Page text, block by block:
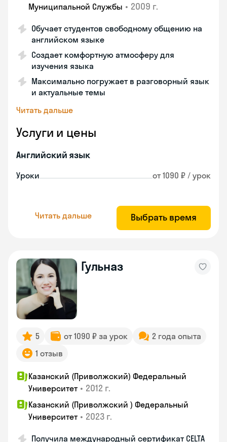
Муниципальной Службы • 2009 г.
Обучает студентов свободному общению на
английском языке
Создает комфортную атмосферу для
изучения языка
Максимально погружает в разговорный язык
и актуальные темы
Читать дальше
Услуги и цены
Английский язык
Уроки от 1090 ₽ / урок
Читать дальше Выбрать время
Гульназ
5 от 1090 ₽ за урок
2 года опыта
1 отзыв
Казанский (Приволжский) Федеральный
Университет • 2012 г.
Казанский (Приволжский ) Федеральный
Университет • 2023 г.
Получила международный сертификат CELTA